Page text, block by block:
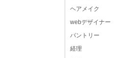
ヘアメイク
webデザイナー
パントリー
経理